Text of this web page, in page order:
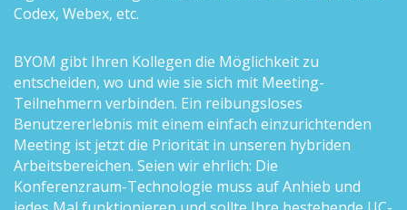
Codex, Webex, etc.
BYOM gibt Ihren Kollegen die Möglichkeit zu
entscheiden, wo und wie sie sich mit Meeting-
Teilnehmern verbinden. Ein reibungsloses
Benutzererlebnis mit einem einfach einzurichtenden
Meeting ist jetzt die Priorität in unseren hybriden
Arbeitsbereichen. Seien wir ehrlich: Die
Konferenzraum-Technologie muss auf Anhieb und